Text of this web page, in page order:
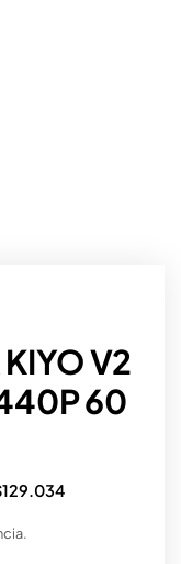
V2
60
129.034